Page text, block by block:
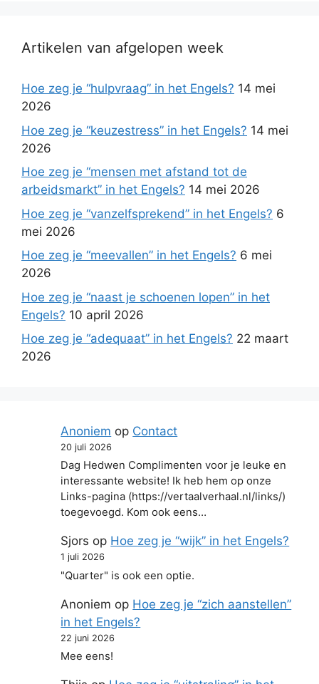
Artikelen van afgelopen week
Hoe zeg je “hulpvraag” in het Engels? 14 mei
2026
Hoe zeg je “keuzestress” in het Engels? 14 mei
2026
Hoe zeg je “mensen met afstand tot de
arbeidsmarkt” in het Engels? 14 mei 2026
Hoe zeg je “vanzelfsprekend” in het Engels? 6
mei 2026
Hoe zeg je “meevallen” in het Engels? 6 mei
2026
Hoe zeg je “naast je schoenen lopen” in het
Engels? 10 april 2026
Hoe zeg je “adequaat” in het Engels? 22 maart
2026
Anoniem op Contact
20 juli 2026
Dag Hedwen Complimenten voor je leuke en
interessante website! Ik heb hem op onze
Links-pagina (https://vertaalverhaal.nl/links/)
toegevoegd. Kom ook eens…
Sjors op Hoe zeg je “wijk” in het Engels?
1 juli 2026
"Quarter" is ook een optie.
Anoniem op Hoe zeg je “zich aanstellen”
in het Engels?
22 juni 2026
Mee eens!